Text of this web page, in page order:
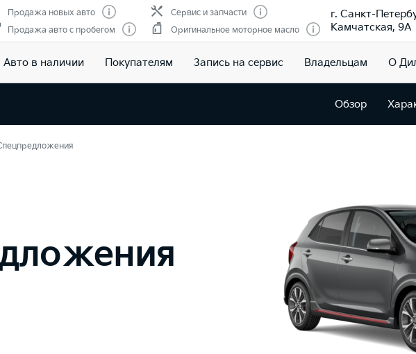
Продажа новых авто
Продажа авто с пробегом
Сервис и запчасти
Оригинальное моторное масло
г. Санкт-
Камчатская, 9А
Авто в наличии Покупателям Запись на сервис Владельцам О
Обзор